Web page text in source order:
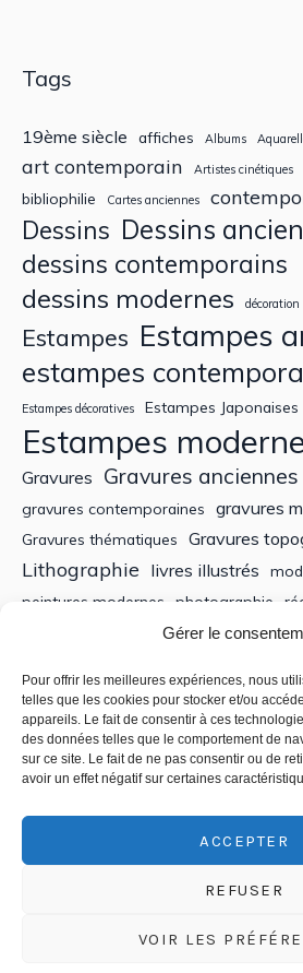
Gérer le
Pour offrir les meilleures expériences, nous
telles que les cookies pour stocker et/ou
appareils. Le fait de consentir à ces
des données telles que le comportement de
sur ce site. Le fait de ne pas consentir ou de
avoir un effet négatif sur certaines
ACCEPTER
REFUSER
VOIR LES
Tags
19ème siècle affiches Albums
art contemporain Artistes cinétiques
bibliophilie Cartes anciennes
Dessins Dessins
dessins contemporains
dessins modernes décoration
Estampes Estampes
estampes
Estampes décoratives Estampes Japonaises
Estampes
Gravures Gravures anciennes
gravures contemporaines gravures
Gravures thématiques Gravures
Lithographie livres illustrés
peintures modernes photographie
Tableaux anciens
Recherche